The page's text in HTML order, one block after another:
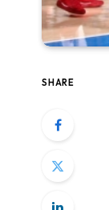
SHARE